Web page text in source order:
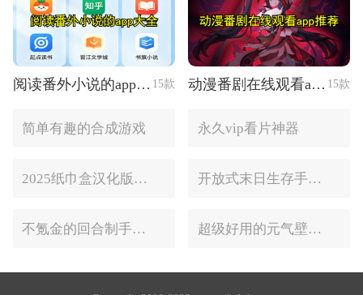
阅读番外小说的app大全 15款 动漫番剧在线观看app推荐 15款
简单有趣的合成游戏 永久vip看片神器
2025纸巾盒汉化版手游推荐 开放式末日生存手游合集
不氪金的回合制手游合集 超级好用的元气壁纸软件大全